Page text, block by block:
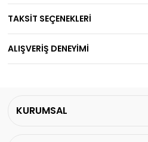
TAKSİT SEÇENEKLERİ
ALIŞVERİŞ DENEYİMİ
KURUMSAL